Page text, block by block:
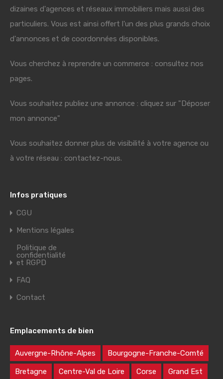
dizaines d'agences et réseaux immobiliers mais aussi des
particuliers. Vous est ainsi offert l'un des plus grands choix
d'annonces et de coordonnées disponibles.
Vous cherchez à reprendre un commerce : consultez nos
pages.
Vous souhaitez publiez une annonce : cliquez sur "Déposer
mon annonce"
Vous souhaitez donner plus de visibilité à votre agence ou
à votre réseau : contactez-nous.
Infos pratiques
CGU
Mentions légales
Politique de
confidentialité
et RGPD
FAQ
Contact
Emplacements de bien
Auvergne-Rhône-Alpes Bourgogne-Franche-Comté
Bretagne Centre-Val de Loire Corse Grand Est